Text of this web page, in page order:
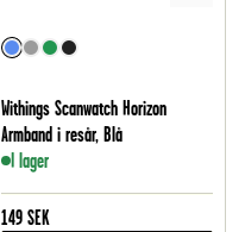
Withings Scanwatch Horizon
Armband i resår, Blå
I lager
149 SEK